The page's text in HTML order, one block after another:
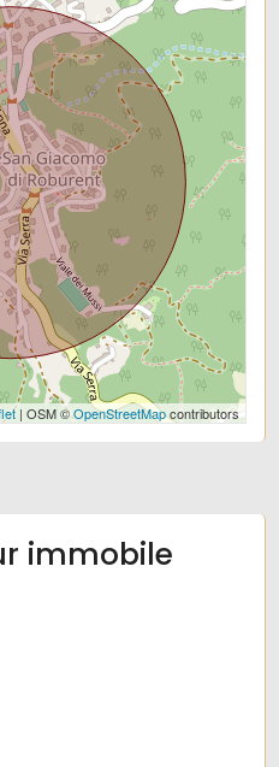
| OSM ©OpenStreetMapcontributors
immobile